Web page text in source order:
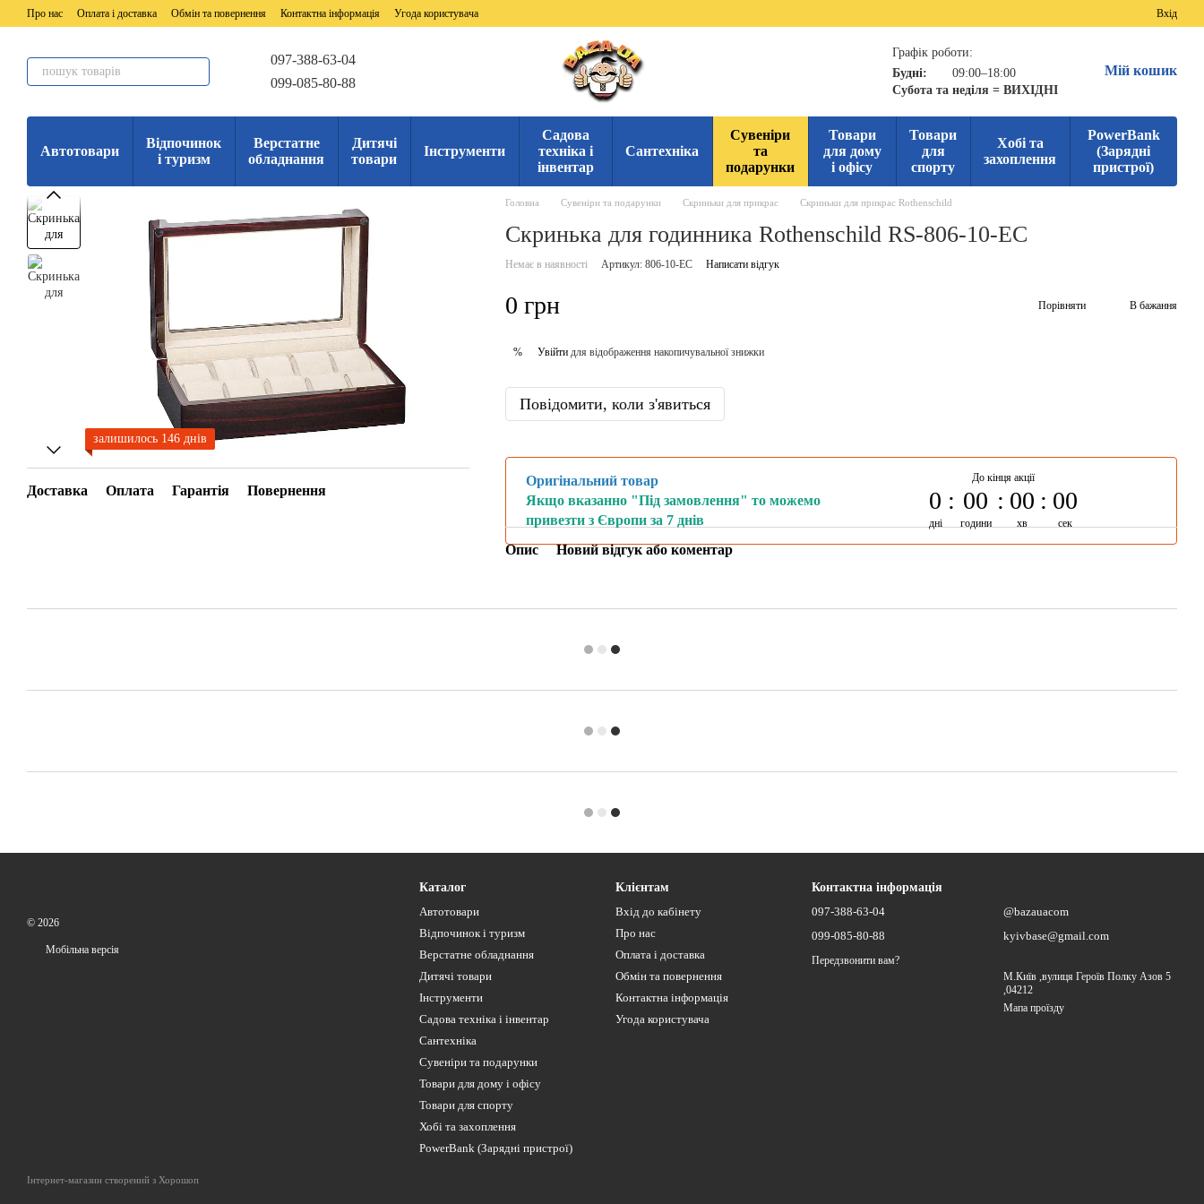
Перейти до основного контенту
Про нас Оплата і доставка Обмін та повернення Контактна інформація Угода користувача Вхід
097-388-63-04
099-085-80-88
Графік роботи:
Будні:
09:00–18:00
Субота та неділя = ВИХІДНІ
Мій кошик
Автотовари
Відпочинок
і туризм
Верстатне
обладнання
Дитячі
товари
Інструменти
Садова
техніка і
інвентар
Сантехніка
Сувеніри
та
подарунки
Товари
для дому
і офісу
Товари
для
спорту
Хобі та
захоплення
PowerBank
(Зарядні
пристрої)
залишилось 146 днів
Доставка Оплата Гарантія Повернення
Головна Сувеніри та подарунки Скриньки для прикрас Скриньки для прикрас Rothenschild
Скринька для годинника Rothenschild RS-806-10-EC
Немає в наявності Артикул: 806-10-EC Написати відгук
0 грн Порівняти В бажання
% Увійтидля відображення накопичувальної знижки
Повідомити, коли з'явиться
Оригінальний товар
Якщо вказанно "Під замовлення" то можемо
привезти з Європи за 7 днів
До кінця акції
0
дні
00
години
00
хв
00
сек
Опис Новий відгук або коментар
© 2026
Мобільна версія
Інтернет-магазин створений з Хорошоп
Каталог
Автотовари
Відпочинок і туризм
Верстатне обладнання
Дитячі товари
Інструменти
Садова техніка і інвентар
Сантехніка
Сувеніри та подарунки
Товари для дому і офісу
Товари для спорту
Хобі та захоплення
PowerBank (Зарядні пристрої)
Клієнтам
Вхід до кабінету
Про нас
Оплата і доставка
Обмін та повернення
Контактна інформація
Угода користувача
Контактна інформація
097-388-63-04
099-085-80-88
Передзвонити вам?
@bazauacom
kyivbase@gmail.com
М.Київ ,вулиця Героїв Полку Азов 5
,04212
Мапа проїзду